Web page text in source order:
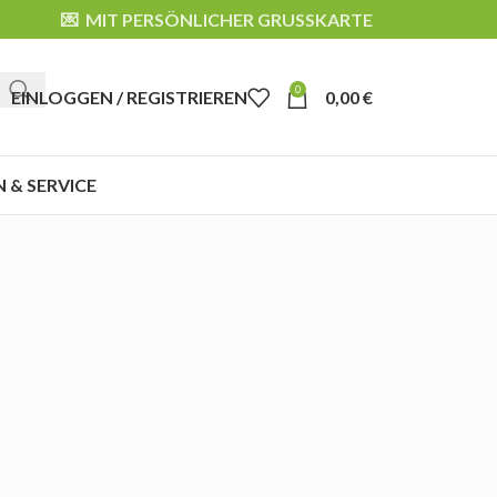
💌 MIT PERSÖNLICHER GRUSSKARTE
EINLOGGEN / REGISTRIEREN 0 0,00€
& SERVICE